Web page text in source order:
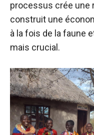
processus crée une
construit une
à la fois de la faune
mais crucial.